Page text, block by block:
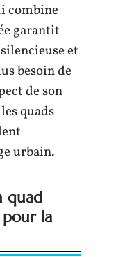
combine
garantit
et
besoin de
de son
quads
urbain.
quad
la